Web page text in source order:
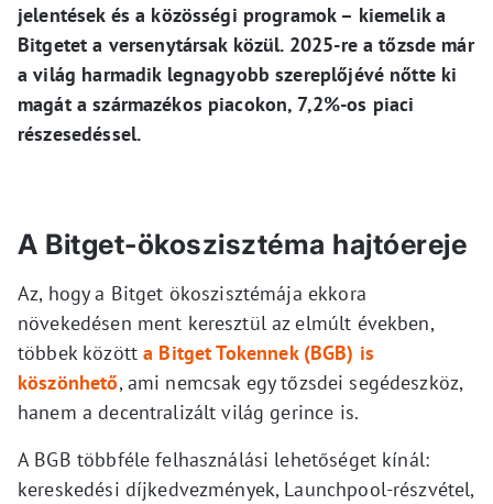
jelentések és a közösségi programok – kiemelik a
Bitgetet a versenytársak közül. 2025-re a tőzsde már
a világ harmadik legnagyobb szereplőjévé nőtte ki
magát a származékos piacokon, 7,2%-os piaci
részesedéssel.
A Bitget-ökoszisztéma hajtóereje
Az, hogy a Bitget ökoszisztémája ekkora
növekedésen ment keresztül az elmúlt években,
többek közötta Bitget Tokennek (BGB) is
köszönhető, ami nemcsak egy tőzsdei segédeszköz,
hanem a decentralizált világ gerince is.
A BGB többféle felhasználási lehetőséget kínál:
kereskedési díjkedvezmények, Launchpool-részvétel,